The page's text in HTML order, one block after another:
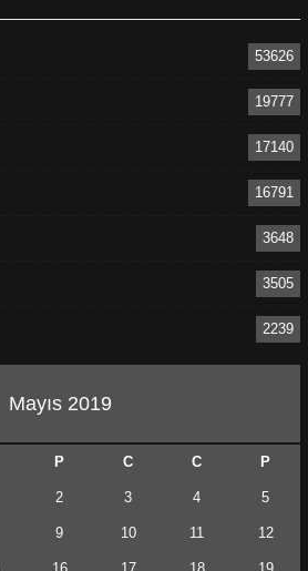
53626
19777
17140
16791
3648
3505
2239
Mayıs 2019
P C C P
2 3 4 5
9 10 11 12